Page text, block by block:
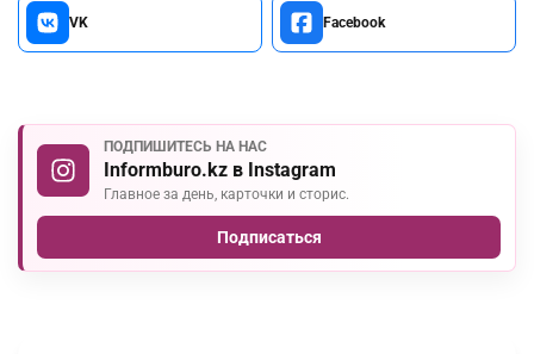
VK Facebook
ПОДПИШИТЕСЬ НА НАС
Informburo.kz в Instagram
Главное за день, карточки и сторис.
Подписаться